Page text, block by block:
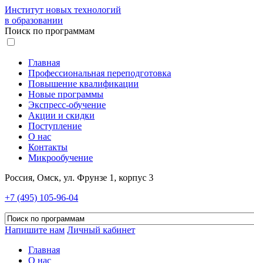
Институт новых технологий
в образовании
Поиск по программам
Главная
Профессиональная переподготовка
Повышение квалификации
Новые программы
Экспресс-обучение
Акции и скидки
Поступление
О нас
Контакты
Микрообучение
Россия, Омск, ул. Фрунзе 1, корпус 3
+7 (495) 105-96-04
Напишите нам Личный кабинет
Главная
О нас